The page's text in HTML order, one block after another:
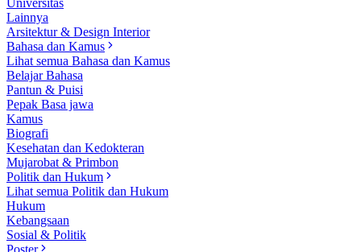
Universitas
Lainnya
Arsitektur & Design Interior
Bahasa dan Kamus
Lihat semua Bahasa dan Kamus
Belajar Bahasa
Pantun & Puisi
Pepak Basa jawa
Kamus
Biografi
Kesehatan dan Kedokteran
Mujarobat & Primbon
Politik dan Hukum
Lihat semua Politik dan Hukum
Hukum
Kebangsaan
Sosial & Politik
Poster